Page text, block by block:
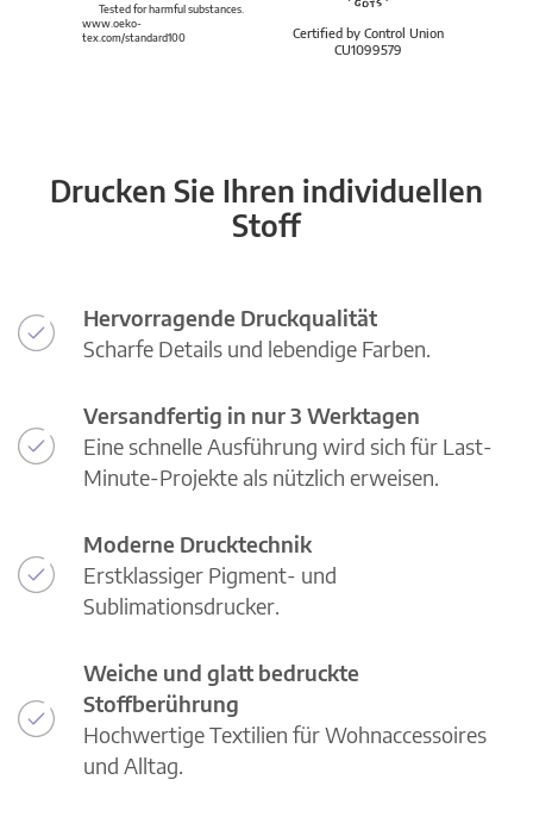
Certified by Control Union
CU1099579
Tested for harmful substances.
www.oeko-
tex.com/standard100
Drucken Sie Ihren individuellen
Stoff
Hervorragende Druckqualität
Scharfe Details und lebendige Farben.
Versandfertig in nur 3 Werktagen
Eine schnelle Ausführung wird sich für Last-
Minute-Projekte als nützlich erweisen.
Moderne Drucktechnik
Erstklassiger Pigment- und
Sublimationsdrucker.
Weiche und glatt bedruckte
Stoffberührung
Hochwertige Textilien für Wohnaccessoires
und Alltag.